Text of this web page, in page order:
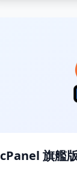
cPanel 旗艦